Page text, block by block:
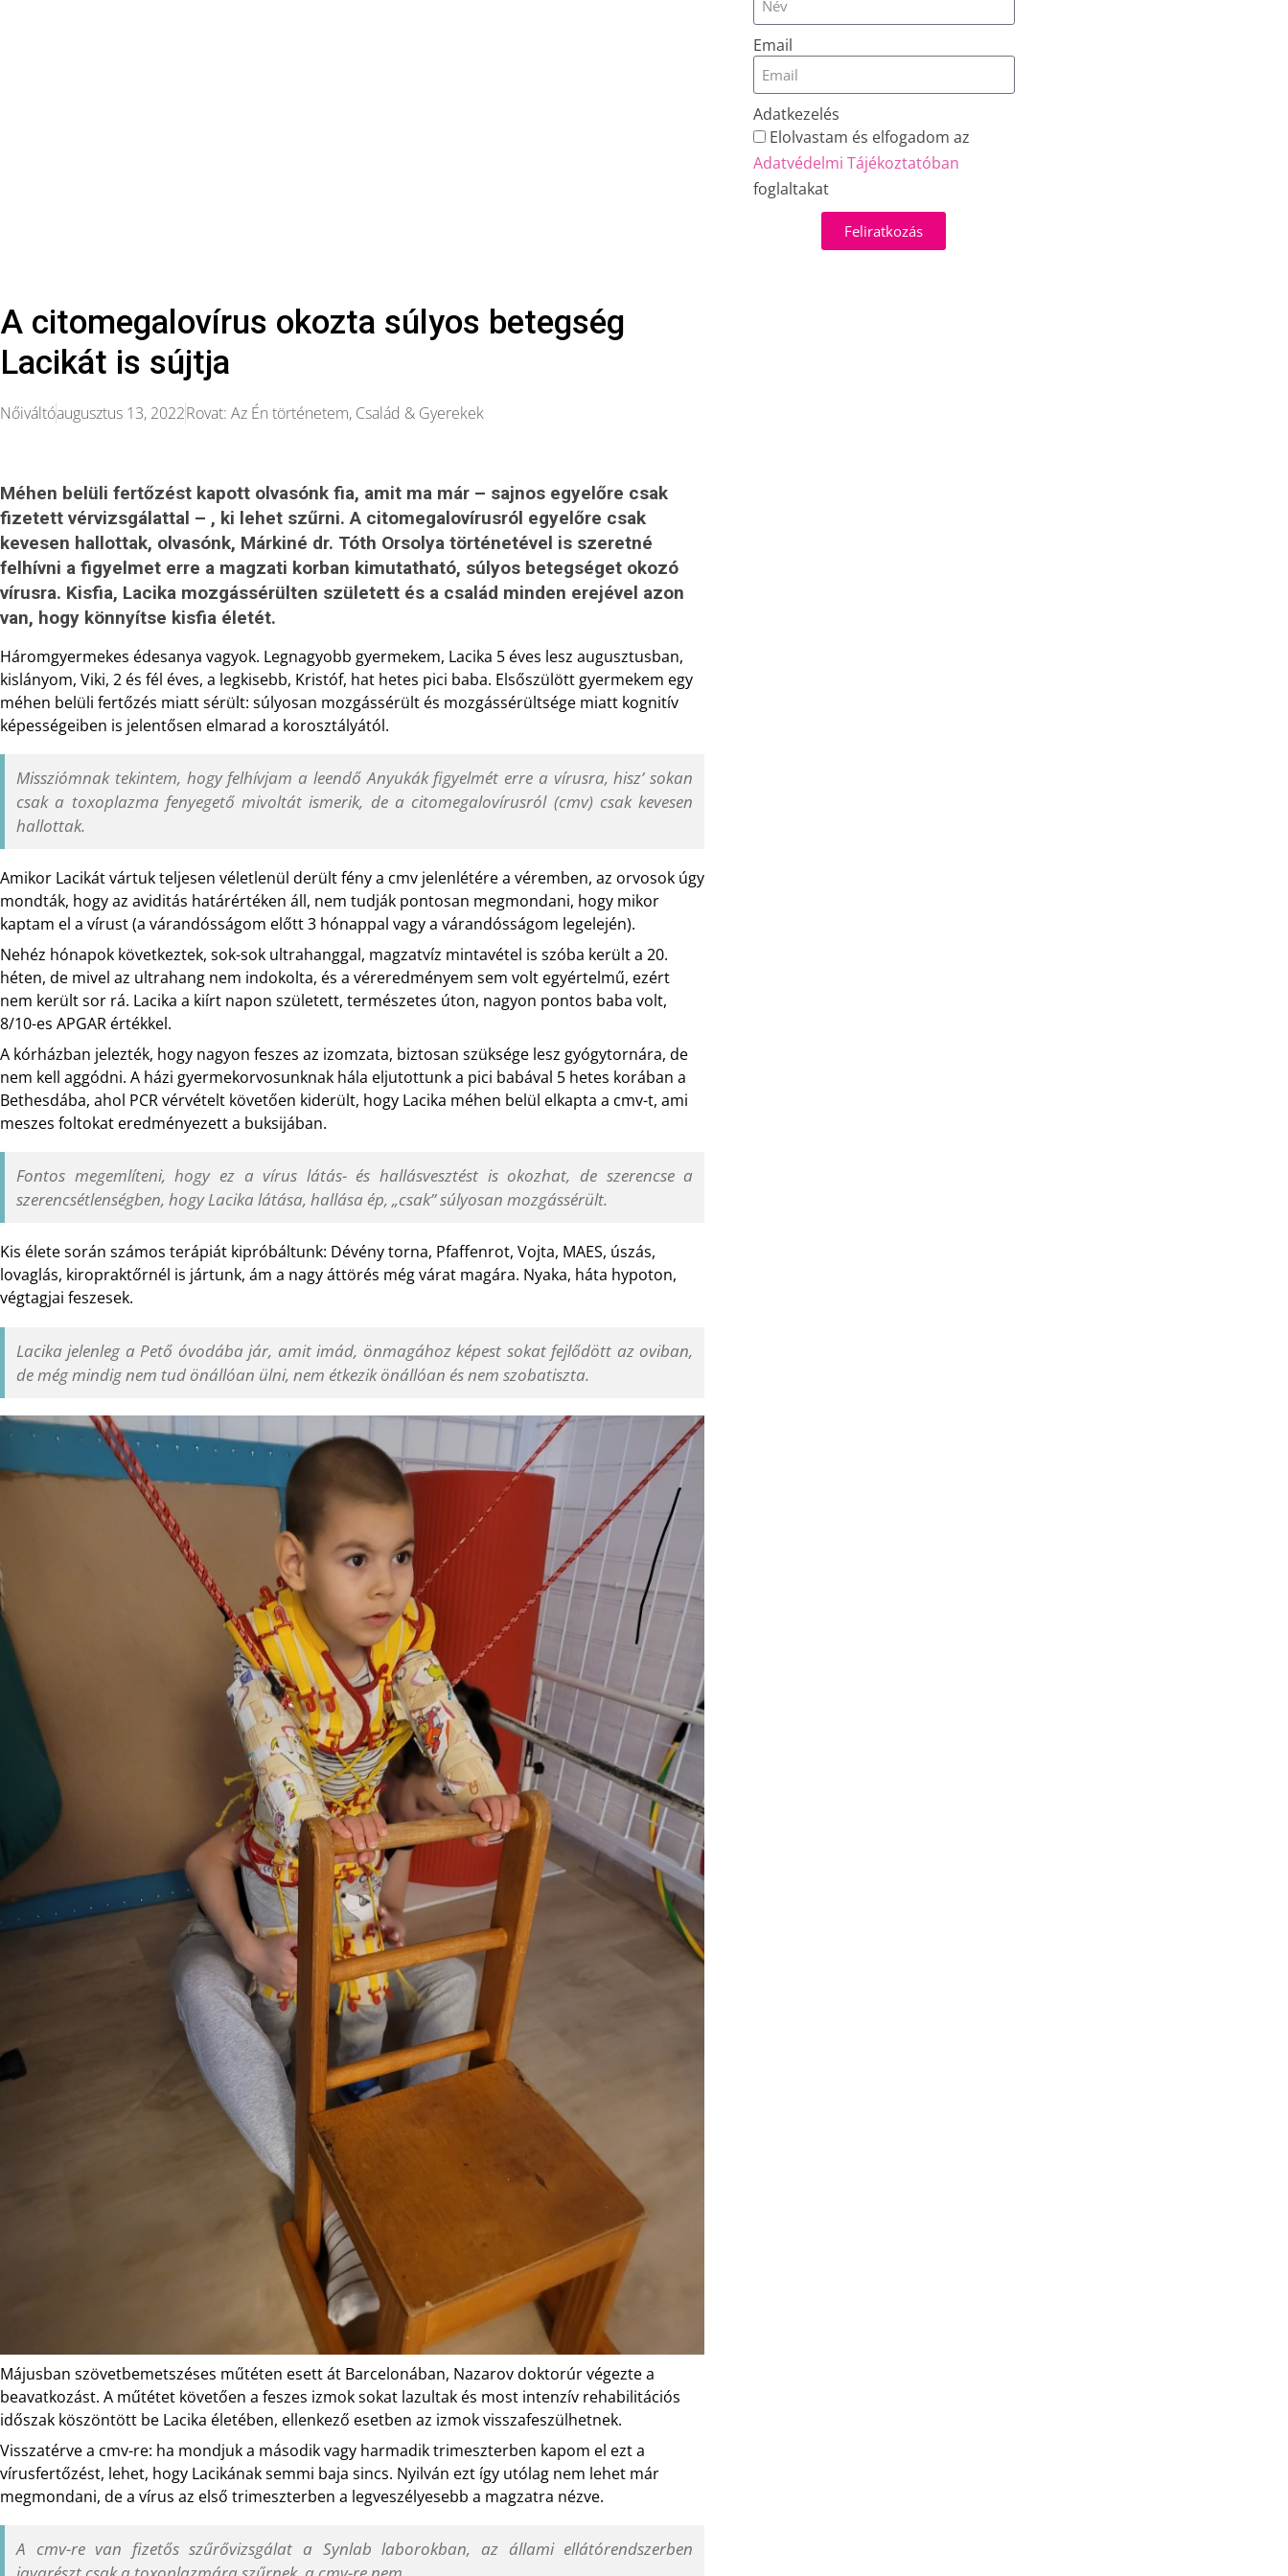
A citomegalovírus okozta súlyos betegség
Lacikát is sújtja
Nőiváltóaugusztus 13, 2022Rovat: Az Én történetem, Család & Gyerekek
Méhen belüli fertőzést kapott olvasónk fia, amit ma már – sajnos egyelőre csak
fizetett vérvizsgálattal – , ki lehet szűrni. A citomegalovírusról egyelőre csak
kevesen hallottak, olvasónk, Márkiné dr. Tóth Orsolya történetével is szeretné
felhívni a figyelmet erre a magzati korban kimutatható, súlyos betegséget okozó
vírusra. Kisfia, Lacika mozgássérülten született és a család minden erejével azon
van, hogy könnyítse kisfia életét.
Háromgyermekes édesanya vagyok. Legnagyobb gyermekem, Lacika 5 éves lesz augusztusban,
kislányom, Viki, 2 és fél éves, a legkisebb, Kristóf, hat hetes pici baba. Elsőszülött gyermekem egy
méhen belüli fertőzés miatt sérült: súlyosan mozgássérült és mozgássérültsége miatt kognitív
képességeiben is jelentősen elmarad a korosztályától.
Missziómnak tekintem, hogy felhívjam a leendő Anyukák figyelmét erre a vírusra, hisz’ sokan
csak a toxoplazma fenyegető mivoltát ismerik, de a citomegalovírusról (cmv) csak kevesen
hallottak.
Amikor Lacikát vártuk teljesen véletlenül derült fény a cmv jelenlétére a véremben, az orvosok úgy
mondták, hogy az aviditás határértéken áll, nem tudják pontosan megmondani, hogy mikor
kaptam el a vírust (a várandósságom előtt 3 hónappal vagy a várandósságom legelején).
Nehéz hónapok következtek, sok-sok ultrahanggal, magzatvíz mintavétel is szóba került a 20.
héten, de mivel az ultrahang nem indokolta, és a véreredményem sem volt egyértelmű, ezért
nem került sor rá. Lacika a kiírt napon született, természetes úton, nagyon pontos baba volt,
8/10-es APGAR értékkel.
A kórházban jelezték, hogy nagyon feszes az izomzata, biztosan szüksége lesz gyógytornára, de
nem kell aggódni. A házi gyermekorvosunknak hála eljutottunk a pici babával 5 hetes korában a
Bethesdába, ahol PCR vérvételt követően kiderült, hogy Lacika méhen belül elkapta a cmv-t, ami
meszes foltokat eredményezett a buksijában.
Fontos megemlíteni, hogy ez a vírus látás- és hallásvesztést is okozhat, de szerencse a
szerencsétlenségben, hogy Lacika látása, hallása ép, „csak” súlyosan mozgássérült.
Kis élete során számos terápiát kipróbáltunk: Dévény torna, Pfaffenrot, Vojta, MAES, úszás,
lovaglás, kiropraktőrnél is jártunk, ám a nagy áttörés még várat magára. Nyaka, háta hypoton,
végtagjai feszesek.
Lacika jelenleg a Pető óvodába jár, amit imád, önmagához képest sokat fejlődött az oviban,
de még mindig nem tud önállóan ülni, nem étkezik önállóan és nem szobatiszta.
Májusban szövetbemetszéses műtéten esett át Barcelonában, Nazarov doktorúr végezte a
beavatkozást. A műtétet követően a feszes izmok sokat lazultak és most intenzív rehabilitációs
időszak köszöntött be Lacika életében, ellenkező esetben az izmok visszafeszülhetnek.
Visszatérve a cmv-re: ha mondjuk a második vagy harmadik trimeszterben kapom el ezt a
vírusfertőzést, lehet, hogy Lacikának semmi baja sincs. Nyilván ezt így utólag nem lehet már
megmondani, de a vírus az első trimeszterben a legveszélyesebb a magzatra nézve.
A cmv-re van fizetős szűrővizsgálat a Synlab laborokban, az állami ellátórendszerben
Email
Adatkezelés
Elolvastam és elfogadom az
Adatvédelmi Tájékoztatóban
foglaltakat
Feliratkozás